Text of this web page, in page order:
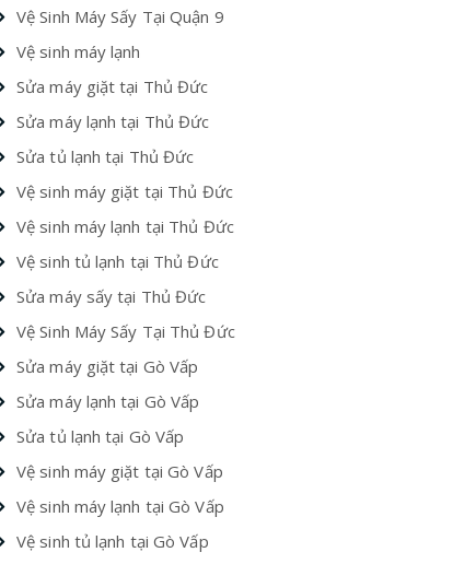
Vệ Sinh Máy Sấy Tại Quận 9
Vệ sinh máy lạnh
Sửa máy giặt tại Thủ Đức
Sửa máy lạnh tại Thủ Đức
Sửa tủ lạnh tại Thủ Đức
Vệ sinh máy giặt tại Thủ Đức
Vệ sinh máy lạnh tại Thủ Đức
Vệ sinh tủ lạnh tại Thủ Đức
Sửa máy sấy tại Thủ Đức
Vệ Sinh Máy Sấy Tại Thủ Đức
Sửa máy giặt tại Gò Vấp
Sửa máy lạnh tại Gò Vấp
Sửa tủ lạnh tại Gò Vấp
Vệ sinh máy giặt tại Gò Vấp
Vệ sinh máy lạnh tại Gò Vấp
Vệ sinh tủ lạnh tại Gò Vấp